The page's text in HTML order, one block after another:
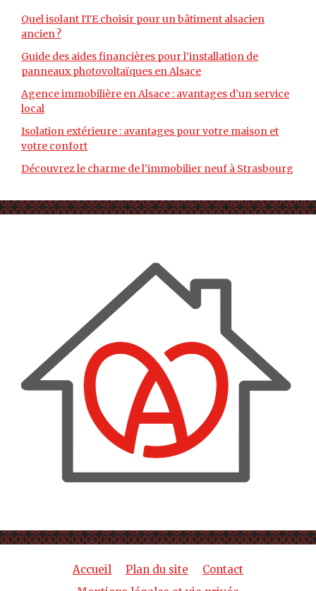
Quel isolant ITE choisir pour un bâtiment alsacien
ancien ?
Guide des aides financières pour l’installation de
panneaux photovoltaïques en Alsace
Agence immobilière en Alsace : avantages d’un service
local
Isolation extérieure : avantages pour votre maison et
votre confort
Découvrez le charme de l’immobilier neuf à Strasbourg
Accueil Plan du site
Contact